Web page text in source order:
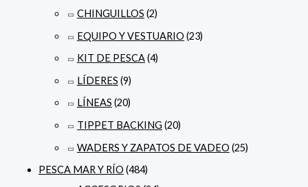
CHINGUILLOS (2)
EQUIPO Y VESTUARIO (23)
KIT DE PESCA(4)
LÍDERES (9)
LÍNEAS (20)
TIPPET BACKING (20)
WADERS Y ZAPATOS DE VADEO (25)
PESCA MAR Y RÍO (484)